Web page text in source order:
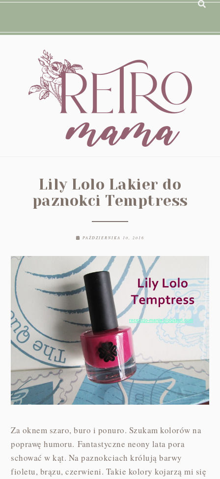
Lily Lolo Lakier do
paznokci Temptress
PAŹDZIERNIKA 10, 2016
Za oknem szaro, buro i ponuro. Szukam kolorów na
poprawę humoru. Fantastyczne neony lata pora
schować w kąt. Na paznokciach królują barwy
fioletu, brązu, czerwieni. Takie kolory kojarzą mi się